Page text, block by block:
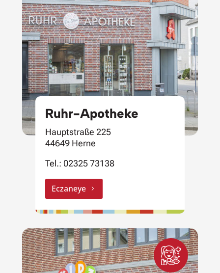
Ruhr-Apotheke
Hauptstraße 225
44649 Herne
Tel.: 02325 73138
Eczaneye